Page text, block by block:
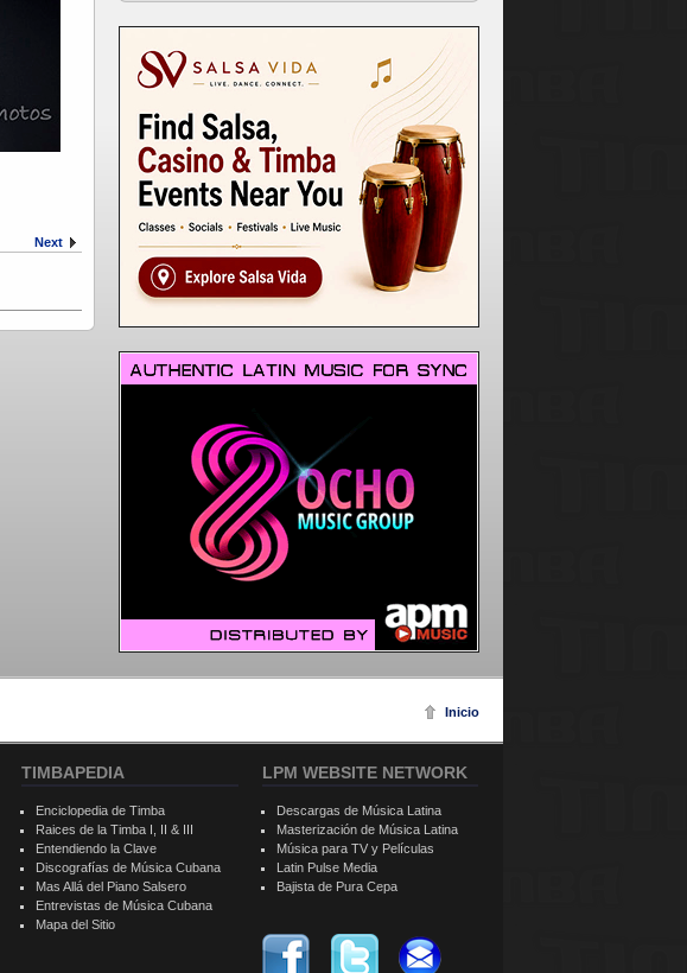
Next
Inicio
TIMBAPEDIA
Enciclopedia de Timba
Raices de la Timba I, II & III
Entendiendo la Clave
Discografías de Música Cubana
Mas Allá del Piano Salsero
Entrevistas de Música Cubana
Mapa del Sitio
LPM WEBSITE NETWORK
Descargas de Música Latina
Masterización de Música Latina
Música para TV y Películas
Latin Pulse Media
Bajista de Pura Cepa